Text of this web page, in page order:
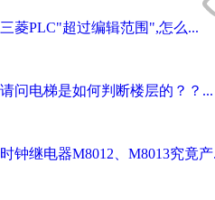
三菱PLC"超过编辑范围",怎么...
请问电梯是如何判断楼层的？？...
时钟继电器M8012、M8013究竟产